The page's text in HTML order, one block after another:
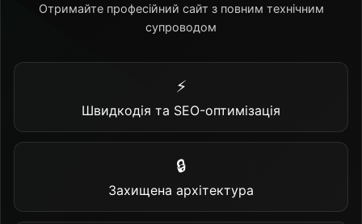
Отримайте професійний сайт з повним технічним
супроводом
⚡
Швидкодія та SEO-оптимізація
🔒
Захищена архітектура